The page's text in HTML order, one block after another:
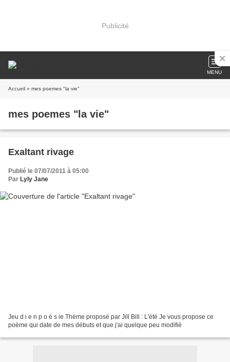
Publicité
MENU
Accueil » mes poemes "la vie"
mes poemes "la vie"
Exaltant rivage
Publié le 07/07/2011 à 05:00
Par Lyly Jane
Jeu d i e n p o é s ie Thème proposé par Jill Bill : L'été Je vous propose ce
poème qui date de mes débuts et que j'ai quelque peu modifié